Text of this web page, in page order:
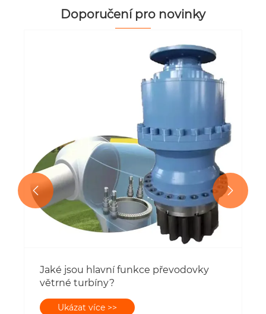
Doporučení pro novinky
Jaké jsou hlavní funkce převodovky
větrné turbíny?
Ukázat více >>
 